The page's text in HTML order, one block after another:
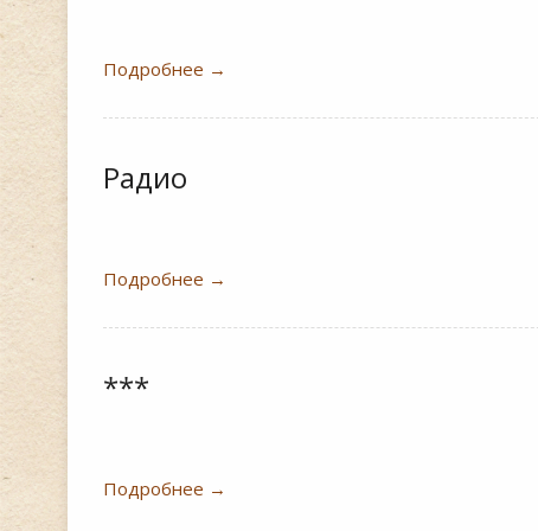
Подробнее →
Радио
Подробнее →
***
Подробнее →